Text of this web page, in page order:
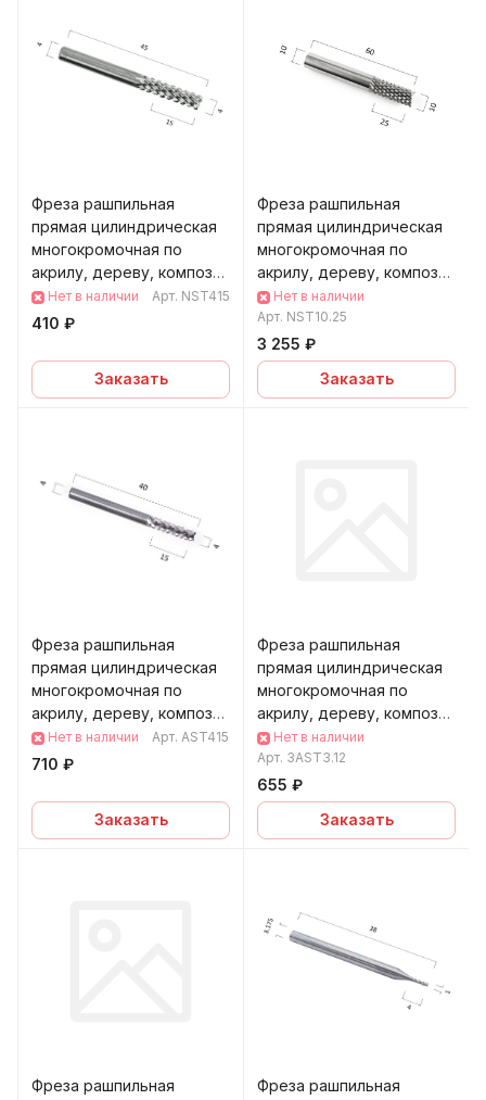
Фреза рашпильная
прямая цилиндрическая
многокромочная по
акрилу, дереву, композ
(АКП) DJTOL NST415
Нет в наличии Арт. NST415
410 ₽
Заказать
Фреза рашпильная
прямая цилиндрическая
многокромочная по
акрилу, дереву, композ
(АКП) DJTOL NST10.25
Нет в наличии
Арт. NST10.25
3 255 ₽
Заказать
Фреза рашпильная
прямая цилиндрическая
многокромочная по
акрилу, дереву, композ
(АКП) DJTOL AST415
Нет в наличии Арт. AST415
710 ₽
Заказать
Фреза рашпильная
прямая цилиндрическая
многокромочная по
акрилу, дереву, композ
(АКП) DJTOL 3AST3.12
Нет в наличии
Арт. 3AST3.12
655 ₽
Заказать
Фреза рашпильная
Фреза рашпильная